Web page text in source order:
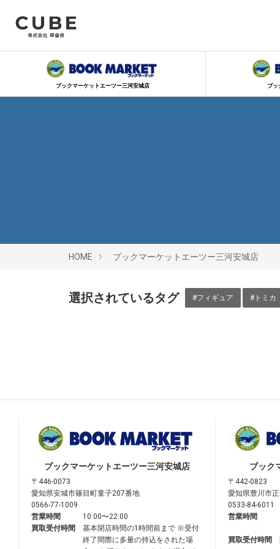
ブックマーケットエーツー三河安城店 ブッ
HOME ブックマーケットエーツー三河安城店
選択されているタグ #フィギュア #トミカ
ブックマーケットエーツー三河安城店
〒446-0073
愛知県安城市篠目町童子207番地
0566-77-1009
営業時間
10:00〜22:00
買取受付時間
基本閉店時間の1時間前まで ※受付
終了間際に多量の持込をされた場
ブック
〒442-0823
愛知県豊川市
0533-84-6011
営業時間
買取受付時間